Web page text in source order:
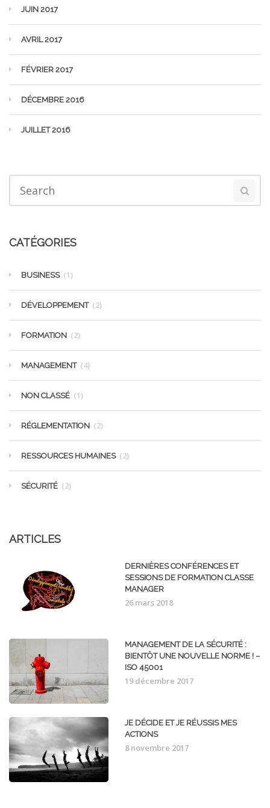
JUIN 2017
AVRIL 2017
FÉVRIER 2017
DÉCEMBRE 2016
JUILLET 2016
CATÉGORIES
BUSINESS (1)
DÉVELOPPEMENT (2)
FORMATION (2)
MANAGEMENT (4)
NON CLASSÉ (1)
RÉGLEMENTATION (2)
RESSOURCES HUMAINES (2)
SÉCURITÉ (2)
ARTICLES
DERNIÈRES CONFÉRENCES ET
SESSIONS DE FORMATION CLASSE
MANAGER
26 mars 2018
MANAGEMENT DE LA SÉCURITÉ :
BIENTÔT UNE NOUVELLE NORME ! –
ISO 45001
19 décembre 2017
JE DÉCIDE ET JE RÉUSSIS MES
ACTIONS
8 novembre 2017